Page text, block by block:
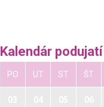
Kalendár podujatí
PO UT ST ŠT